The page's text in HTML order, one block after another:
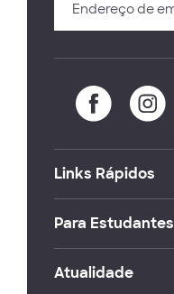
Links Rápidos
Para Estudantes
Atualidade